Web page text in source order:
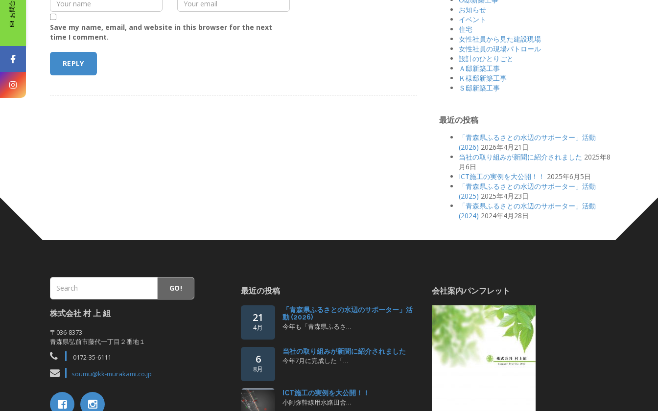
Save my name, email, and website in this browser for the next
time I comment.
お知らせ
イベント
住宅
女性社員から見た建設現場
女性社員の現場パトロール
設計のひとりごと
Ａ邸新築工事
Ｋ様邸新築工事
Ｓ邸新築工事
最近の投稿
「青森県ふるさとの水辺のサポーター」活動
(2026) 2026年4月21日
当社の取り組みが新聞に紹介されました 2025年8
月6日
ICT施工の実例を大公開！！ 2025年6月5日
「青森県ふるさとの水辺のサポーター」活動
(2025) 2025年4月23日
「青森県ふるさとの水辺のサポーター」活動
(2024) 2024年4月28日
GO!
株式会社 村 上 組
〒036-8373
青森県弘前市藤代一丁目２番地１
0172-35-6111
soumu@kk-murakami.co.jp
最近の投稿
21
4月
「青森県ふるさとの水辺のサポーター」活
動 (2026)
今年も「青森県ふるさ…
6
8月
当社の取り組みが新聞に紹介されました
今年7月に完成した「…
ICT施工の実例を大公開！！
小阿弥幹線用水路田舎…
会社案内パンフレット
お問合せ